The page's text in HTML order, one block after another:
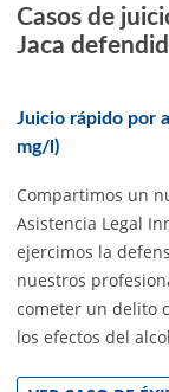
Casos de
Jaca
Juicio rápido por
mg/l)
Compartimos un
Asistencia Legal
ejercimos la
nuestros
cometer un delito
los efectos del